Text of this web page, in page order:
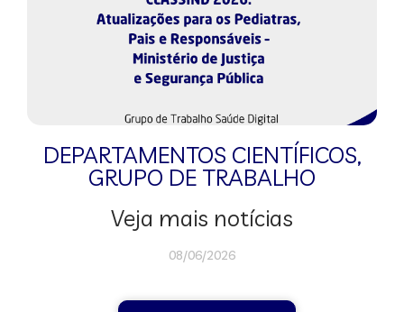
DEPARTAMENTOS CIENTÍFICOS,
GRUPO DE TRABALHO
Veja mais notícias
08/06/2026